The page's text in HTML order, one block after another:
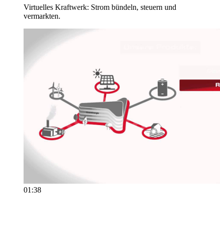
Virtuelles Kraftwerk: Strom bündeln, steuern und
vermarkten.
01:38